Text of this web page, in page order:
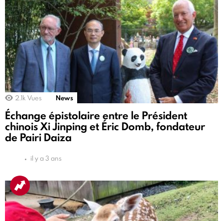
2.1k Vues News
Échange épistolaire entre le Président
chinois Xi Jinping et Éric Domb, fondateur
de Pairi Daiza
il y a 3 ans